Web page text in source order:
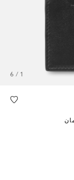
1 / 6